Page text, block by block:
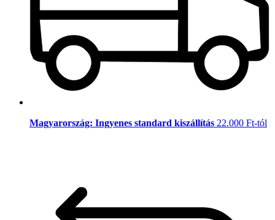
Magyarország: Ingyenes standard kiszállítás 22.000 Ft-tól